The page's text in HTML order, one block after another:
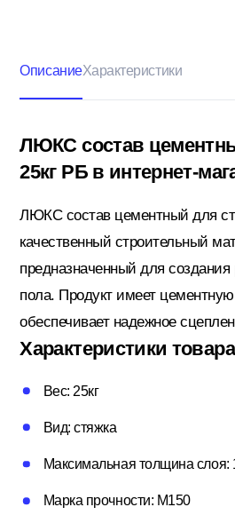
Кровельные материалы
Ленты; Серпянки
Металлопрокат
Пены; Герметики; Клей
Плита OSB; Фанера;
Потолочный плинтус
ОписаниеХарактеристики
ЛЮКС состав
25кг РБ в интернет-
ЛЮКС состав цементный для
качественный строительный
предназначенный для создания
пола. Продукт имеет цементную
обеспечивает надежное
Характеристики
Вес: 25кг
Вид: стяжка
Максимальная толщина слоя:
Марка прочности: М150